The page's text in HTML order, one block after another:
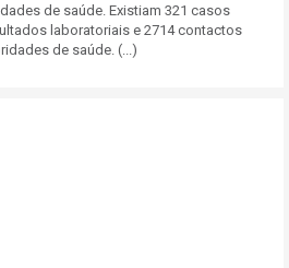
de saúde. Existiam 321 casos
laboratoriais e 2714 contactos
de saúde. (...)